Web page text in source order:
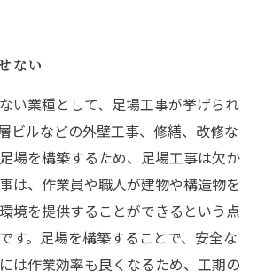
ない
い業種として、足場工事が挙げられ
ビルなどの外壁工事、修繕、改修な
場を構築するため、足場工事は欠か
は、作業員や職人が建物や構造物を
境を提供することができるという点
す。足場を構築することで、安全な
は作業効率も良くなるため、工期の